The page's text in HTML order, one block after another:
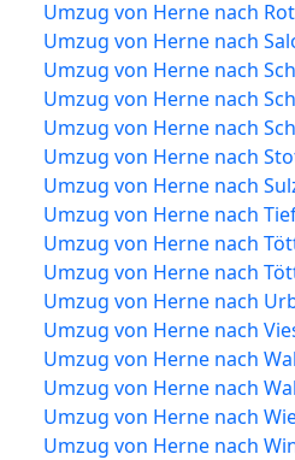
Umzug von Herne nach
Umzug von Herne nach
Umzug von Herne nach
Umzug von Herne nach
Umzug von Herne nach
Umzug von Herne nach
Umzug von Herne nach
Umzug von Herne nach
Umzug von Herne nach
Umzug von Herne nach
Umzug von Herne nach
Umzug von Herne nach
Umzug von Herne nach
Umzug von Herne nach
Umzug von Herne nach
Umzug von Herne nach